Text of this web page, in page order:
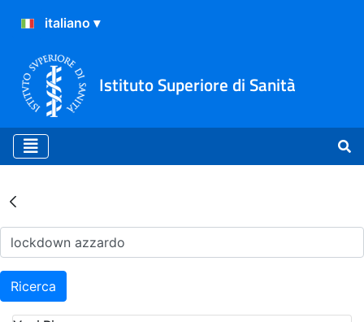
Istituto Superiore di Sanità
Risultati della Ricerca -
Ricerca